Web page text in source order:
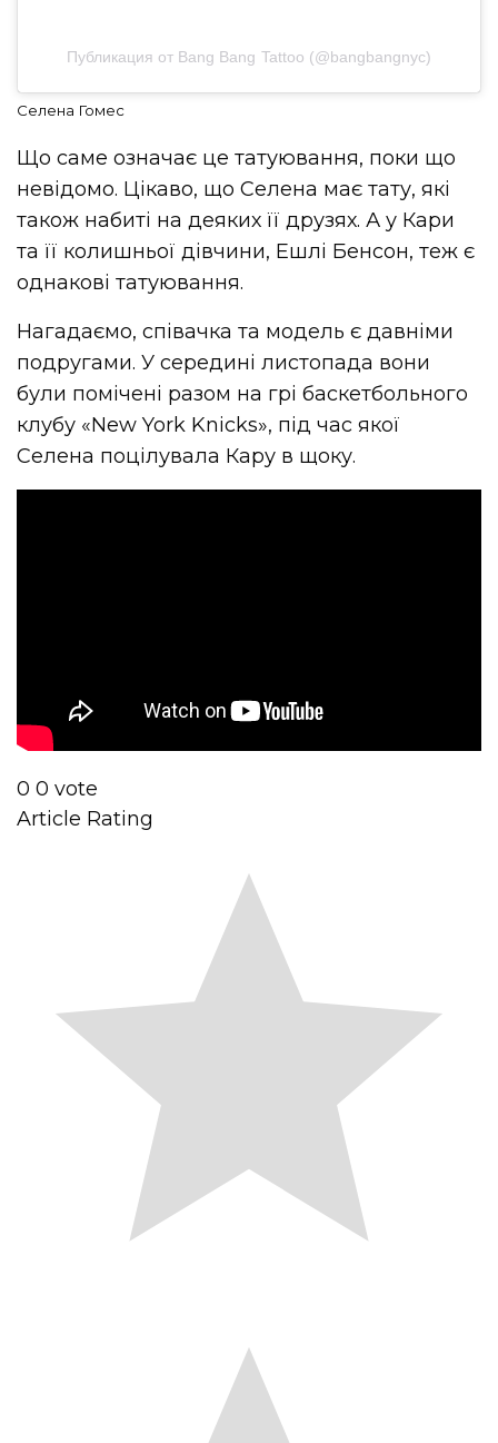
Публикация от Bang Bang Tattoo (@bangbangnyc)
Селена Гомес
Що саме означає це татуювання, поки що
невідомо. Цікаво, що Селена має тату, які
також набиті на деяких її друзях. А у Кари
та її колишньої дівчини, Ешлі Бенсон, теж є
однакові татуювання.
Нагадаємо, співачка та модель є давніми
подругами. У середині листопада вони
були помічені разом на грі баскетбольного
клубу «New York Knicks», під час якої
Селена поцілувала Кару в щоку.
0 0 vote
Article Rating